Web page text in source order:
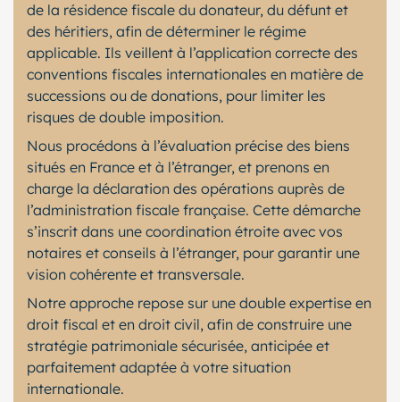
de la résidence fiscale du donateur, du défunt et
des héritiers, afin de déterminer le régime
applicable. Ils veillent à l’application correcte des
conventions fiscales internationales en matière de
successions ou de donations, pour limiter les
risques de double imposition.
Nous procédons à l’évaluation précise des biens
situés en France et à l’étranger, et prenons en
charge la déclaration des opérations auprès de
l’administration fiscale française. Cette démarche
s’inscrit dans une coordination étroite avec vos
notaires et conseils à l’étranger, pour garantir une
vision cohérente et transversale.
Notre approche repose sur une double expertise en
droit fiscal et en droit civil, afin de construire une
stratégie patrimoniale sécurisée, anticipée et
parfaitement adaptée à votre situation
internationale.